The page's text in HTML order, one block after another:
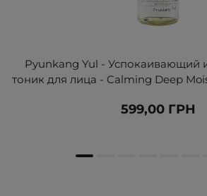
Pyunkang Yul - Успокаивающий
тоник для лица - Calming Deep
599,00 ГРН